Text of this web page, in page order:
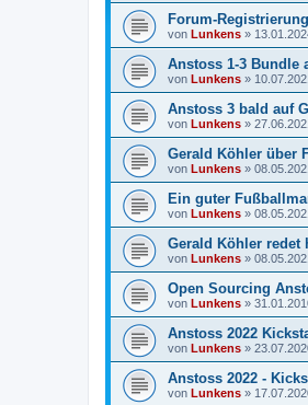
Forum-
von Lunkens »
Anstoss 1-3 Bundle
von Lunkens »
Anstoss 3 bald auf
von Lunkens »
Gerald Köhler über
von Lunkens »
Ein guter
von Lunkens »
Gerald Köhler redet
von Lunkens »
Open Sourcing
von Lunkens »
Anstoss 2022
von Lunkens »
Anstoss 2022 -
von Lunkens »